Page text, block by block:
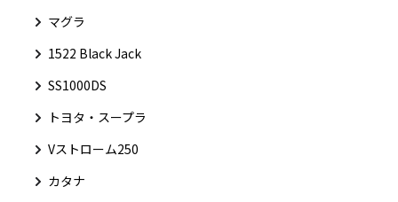
マグラ
1522 Black Jack
SS1000DS
トヨタ・スープラ
Vストローム250
カタナ